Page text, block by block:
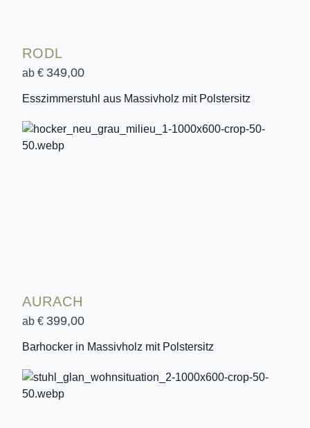
RODL
ab € 349,00
Esszimmerstuhl aus Massivholz mit Polstersitz
AURACH
ab € 399,00
Barhocker in Massivholz mit Polstersitz